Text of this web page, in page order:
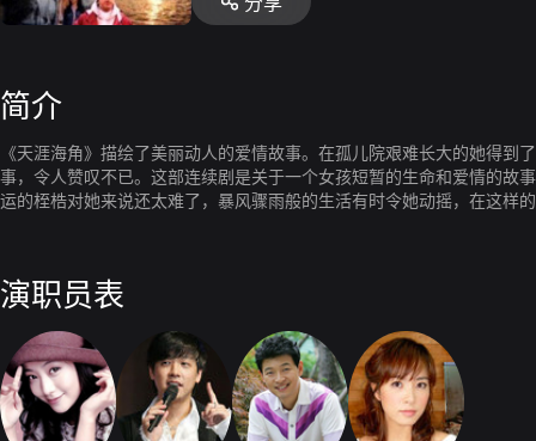
简介
《天涯海角》描绘了美丽动人的爱情故事。在孤儿院艰难长大的她得
事，令人赞叹不已。这部连续剧是关于一个女孩短暂的生命和爱情的故
运的桎梏对她来说还太难了，暴风骤雨般的生活有时令她动摇，在这样
演职员表